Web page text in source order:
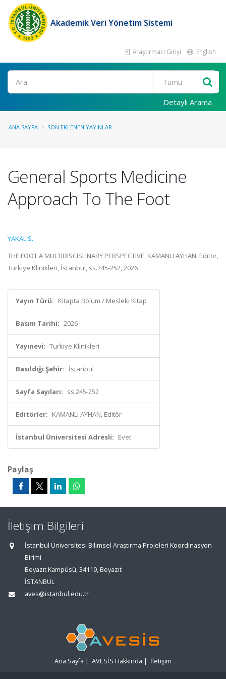
Akademik Veri Yönetim Sistemi
Araştırmacı Girişi English
Ara
Detaylı Arama
ANA SAYFA SON EKLENEN YAYINLAR
General Sports Medicine
Approach To The Foot
YAKAL S.
THE FOOT A MULTIDISCISLINARY PERSPECTIVE, KAMANLI AYHAN, Editör,
Turkiye Klinikleri, İstanbul, ss.245-252, 2026
Yayın Türü: Kitapta Bölüm / Mesleki Kitap
Basım Tarihi: 2026
Yayınevi: Turkiye Klinikleri
Basıldığı Şehir: İstanbul
Sayfa Sayıları: ss.245-252
Editörler: KAMANLI AYHAN, Editör
İstanbul Üniversitesi Adresli: Evet
Paylaş
İletişim Bilgileri
İstanbul Üniversitesi Bilimsel Araştırma Projeleri Koordinasyon
Birimi
Beyazıt Kampüsü, 34119, Beyazıt
İSTANBUL
aves@istanbul.edu.tr
Ana Sayfa | AVESİS Hakkında | İletişim